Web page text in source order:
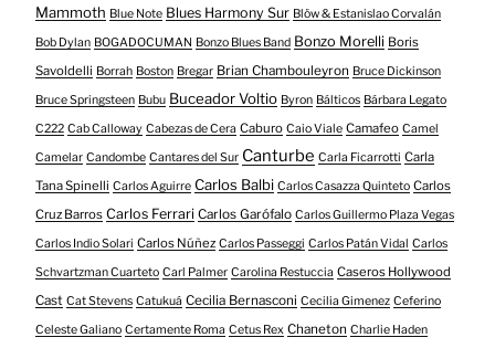
Mammoth Blue Note Blues Harmony Sur Blöw & Estanislao Corvalán
Bob Dylan BOGADOCUMAN Bonzo Blues Band Bonzo Morelli Boris
Savoldelli Borrah Boston Bregar Brian Chambouleyron Bruce Dickinson
Bruce Springsteen Bubu Buceador Voltio Byron Bálticos Bárbara Legato
C222 Cab Calloway Cabezas de Cera Caburo Caio Viale Camafeo Camel
Camelar Candombe Cantares del Sur Canturbe Carla Ficarrotti Carla
Tana Spinelli Carlos Aguirre Carlos Balbi Carlos Casazza Quinteto Carlos
Cruz Barros Carlos Ferrari Carlos Garófalo Carlos Guillermo Plaza Vegas
Carlos Indio Solari Carlos Núñez Carlos Passeggi Carlos Patán Vidal Carlos
Schvartzman Cuarteto Carl Palmer Carolina Restuccia Caseros Hollywood
Cast Cat Stevens Catukuá Cecilia Bernasconi Cecilia Gimenez Ceferino
Celeste Galiano Certamente Roma Cetus Rex Chaneton Charlie Haden